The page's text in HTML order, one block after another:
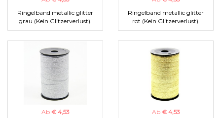
Ringelband metallic glitter
grau (Kein Glitzerverlust).
Ringelband metallic glitter
rot (Kein Glitzerverlust).
Ab € 4,53
Ab € 4,53